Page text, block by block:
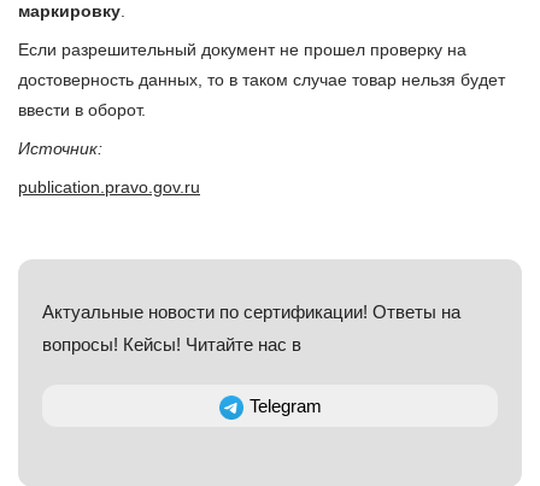
маркировку
Если разрешительный документ не прошел проверку на
достоверность данных, то в таком случае товар нельзя будет
ввести в оборот.
Источник:
publication.pravo.gov.ru
Актуальные новости по сертификации! Ответы на
вопросы! Кейсы! Читайте нас в
Telegram